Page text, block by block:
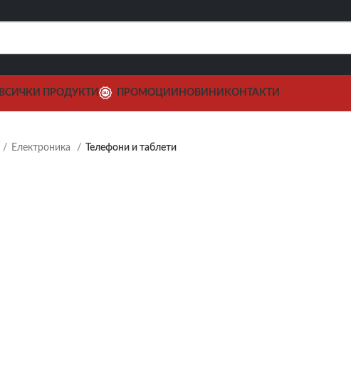
ВСИЧКИ ПРОДУКТИ ПРОМОЦИИ НОВИНИ КОНТАКТИ
Електроника Телефони и таблети